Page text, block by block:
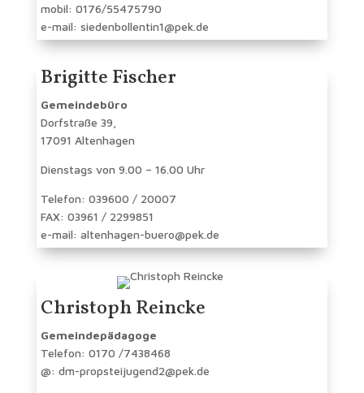
mobil: 0176/55475790
e-mail: siedenbollentin1@pek.de
Brigitte Fischer
Gemeindebüro
Dorfstraße 39,
17091 Altenhagen
Dienstags von 9.00 – 16.00 Uhr
Telefon: 039600 / 20007
FAX: 03961 / 2299851
e-mail: altenhagen-buero@pek.de
Christoph Reincke
Gemeindepädagoge
Telefon: 0170 /7438468
@: dm-propsteijugend2@pek.de